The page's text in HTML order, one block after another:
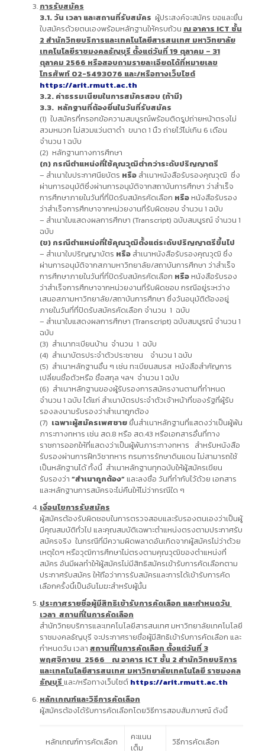
การรับสมัคร
3.1. วัน เวลา และสถานที่รับสมัคร ผู้ประสงค์จะสมัคร ขอและยื่น
ใบสมัครด้วยตนเองพร้อมหลักฐานให้ครบถ้วน ณ อาคาร ICT ชั้น
2 สำนักวิทยบริการและเทคโนโลยีสารสนเทศ มหาวิทยาลัย
เทคโนโลยีราชมงคลธัญบุรี ตั้งแต่วันที่ 19 ตุลาคม – 31
ตุลาคม 2566 หรือสอบถามรายละเอียดได้ที่หมายเลข
โทรศัพท์ 02-5493076 และ/หรือทางเว็บไซต์
https://arit.rmutt.ac.th
3.2. ค่าธรรมเนียมในการสมัครสอบ (ถ้ามี)
3.3. หลักฐานที่ต้องยื่นในวันที่รับสมัคร
(1) ใบสมัครที่กรอกข้อความสมบูรณ์พร้อมติดรูปถ่ายหน้าตรงไม่
สวมหมวก ไม่สวมแว่นตาดำ ขนาด 1 นิ้ว ถ่ายไว้ไม่เกิน 6 เดือน
จำนวน 1 ฉบับ
(2) หลักฐานทางการศึกษา
(ก) กรณีตำแหน่งที่ใช้คุณวุฒิต่ำกว่าระดับปริญญาตรี
– สำเนาใบประกาศนียบัตร หรือสำเนาหนังสือรับรองคุณวุฒิ ซึ่ง
ผ่านการอนุมัติซึ่งผ่านการอนุมัติจากสถาบันการศึกษา ว่าสำเร็จ
การศึกษาภายในวันที่ที่ปิดรับสมัครคัดเลือก หรือหนังสือรับรอง
ว่าสำเร็จการศึกษาจากหน่วยงานที่รับผิดชอบ จำนวน 1 ฉบับ
– สำเนาใบแสดงผลการศึกษา (Transcript) ฉบับสมบูรณ์ จำนวน 1
ฉบับ
(ข) กรณีตำแหน่งที่ใช้คุณวุฒิตั้งแต่ระดับปริญญาตรีขึ้นไป
– สำเนาใบปริญญาบัตร หรือสำเนาหนังสือรับรองคุณวุฒิ ซึ่ง
ผ่านการอนุมัติจากสภามหาวิทยาลัย/สถาบันการศึกษา ว่าสำเร็จ
การศึกษาภายในวันที่ที่ปิดรับสมัครคัดเลือก หรือหนังสือรับรอง
ว่าสำเร็จการศึกษาจากหน่วยงานที่รับผิดชอบ กรณีอยู่ระหว่าง
เสนอสภามหาวิทยาลัย/สถาบันการศึกษา ซึ่งวันอนุมัติต้องอยู่
ภายในวันที่ที่ปิดรับสมัครคัดเลือก จำนวน 1 ฉบับ
– สำเนาใบแสดงผลการศึกษา (Transcript) ฉบับสมบูรณ์ จำนวน 1
ฉบับ
(3) สำเนาทะเบียนบ้าน จำนวน 1 ฉบับ
(4) สำเนาบัตรประจำตัวประชาชน จำนวน 1 ฉบับ
(5) สำเนาหลักฐานอื่น ๆ เช่น ทะเบียนสมรส หนังสือสำคัญการ
เปลี่ยนชื่อตัวหรือ ชื่อสกุล ฯลฯ จำนวน 1 ฉบับ
(6) สำเนาหลักฐานของผู้รับรองการสมัครงานตามที่กำหนด
จำนวน 1 ฉบับ ได้แก่ สำเนาบัตรประจำตัวเจ้าหน้าที่ของรัฐที่ผู้รับ
รองลงนามรับรองว่าสำเนาถูกต้อง
(7) เฉพาะผู้สมัครเพศชายยื่นสำเนาหลักฐานที่แสดงว่าเป็นผู้พ้น
ภาระทางทหาร เช่น สด.8 หรือ สด.43 หรือเอกสารอื่นที่ทาง
ราชการออกให้ที่แสดงว่าเป็นผู้พ้นภาระทางทหาร สำหรับหนังสือ
รับรองผ่านการฝึกวิชาทหาร กรมการรักษาดินแดน ไม่สามารถใช้
เป็นหลักฐานได้ ทั้งนี้ สำเนาหลักฐานทุกฉบับให้ผู้สมัครเขียน
รับรองว่า “สำเนาถูกต้อง” และลงชื่อ วันที่กำกับไว้ด้วย เอกสาร
และหลักฐานการสมัครจะไม่คืนให้ไม่ว่ากรณีใด ๆ
เงื่อนไขการรับสมัคร
ผู้สมัครต้องรับผิดชอบในการตรวจสอบและรับรองตนเองว่าเป็นผู้
มีคุณสมบัติทั่วไป และคุณสมบัติเฉพาะตำแหน่งตรงตามประกาศรับ
สมัครจริง ในกรณีที่มีความผิดพลาดอันเกิดจากผู้สมัครไม่ว่าด้วย
เหตุใดๆ หรือวุฒิการศึกษาไม่ตรงตามคุณวุฒิของตำแหน่งที่
สมัคร อันมีผลทำให้ผู้สมัครไม่มีสิทธิสมัครเข้ารับการคัดเลือกตาม
ประกาศรับสมัคร ให้ถือว่าการรับสมัครและการได้เข้ารับการคัด
เลือกครั้งนี้เป็นอันโมฆะสำหรับผู้นั้น
ประกาศรายชื่อผู้มีสิทธิเข้ารับการคัดเลือก และกำหนดวัน
เวลา สถานที่ในการคัดเลือก
สำนักวิทยบริการและเทคโนโลยีสารสนเทศ มหาวิทยาลัยเทคโนโลยี
ราชมงคลธัญบุรี จะประกาศรายชื่อผู้มีสิทธิเข้ารับการคัดเลือก และ
กำหนดวัน เวลา สถานที่ในการคัดเลือก ตั้งแต่วันที่ 3
พฤศจิกายน 2566 ณ อาคาร ICT ชั้น 2 สำนักวิทยบริการ
และเทคโนโลยีสารสนเทศ มหาวิทยาลัยเทคโนโลยี ราชมงคล
ธัญบุรี และ/หรือทางเว็บไซต์ https://arit.rmutt.ac.th
หลักเกณฑ์และวิธีการคัดเลือก
ผู้สมัครต้องได้รับการคัดเลือกโดยวิธีการสอบสัมภาษณ์ ดังนี้
หลักเกณฑ์การคัดเลือก
คะแนน
เต็ม
วิธีการคัดเลือก